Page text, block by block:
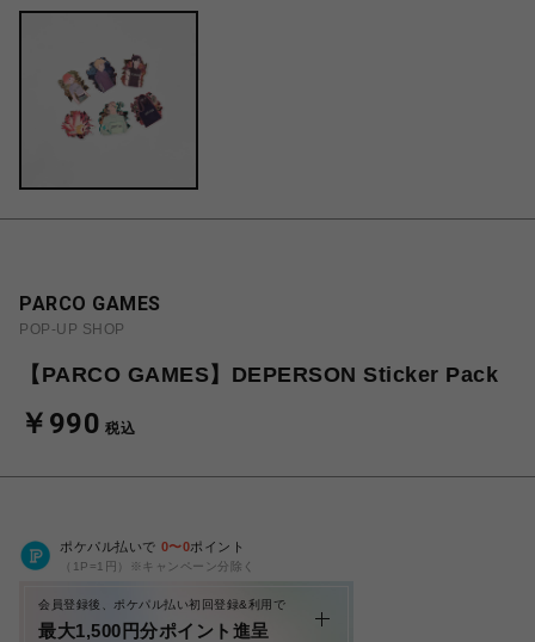
PARCO GAMES
POP-UP SHOP
【PARCO GAMES】DEPERSON Sticker Pack
￥990 税込
ポケパル払いで 0〜0ポイント
（1P=1円）※キャンペーン分除く
会員登録後、ポケパル払い初回登録&利用で
最大1,500円分ポイント進呈